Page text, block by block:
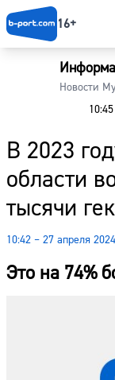
16+
Новости
10:45
В 2023
области
тысячи
10:42 – 27 апреля 2024
Это на 74%
Главная
Наши
Погода
Курсы